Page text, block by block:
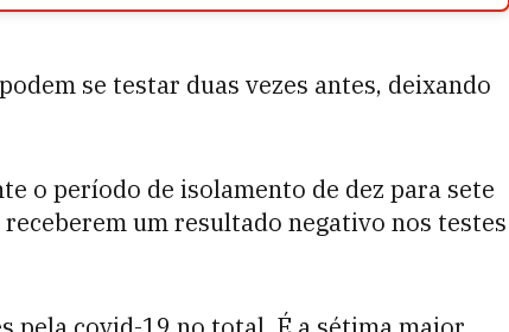
se testar duas vezes antes, deixando
o período de isolamento de dez para sete
um resultado negativo nos testes